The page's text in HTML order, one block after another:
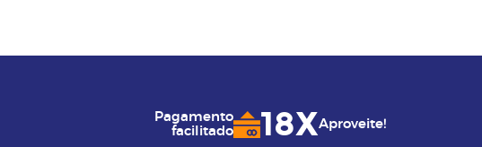
Pagamento
facilitado
18XAproveite!